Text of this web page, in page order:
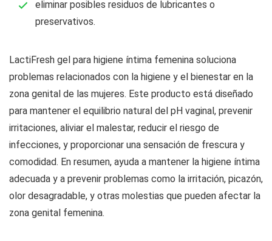
eliminar posibles residuos de lubricantes o
preservativos.
LactiFresh gel para higiene íntima femenina soluciona
problemas relacionados con la higiene y el bienestar en la
zona genital de las mujeres. Este producto está diseñado
para mantener el equilibrio natural del pH vaginal, prevenir
irritaciones, aliviar el malestar, reducir el riesgo de
infecciones, y proporcionar una sensación de frescura y
comodidad. En resumen, ayuda a mantener la higiene íntima
adecuada y a prevenir problemas como la irritación, picazón,
olor desagradable, y otras molestias que pueden afectar la
zona genital femenina.